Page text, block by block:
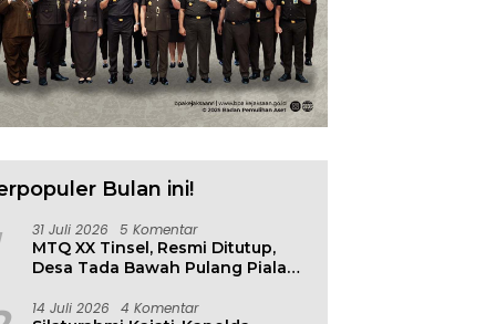
Bulan ini!
31 Juli 2026 5 Komentar
MTQ XX Tinsel, Resmi Ditutup,
Desa Tada Bawah Pulang Piala
14 Juli 2026 4 Komentar